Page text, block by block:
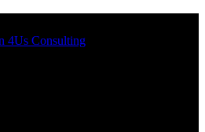
4Us Consulting